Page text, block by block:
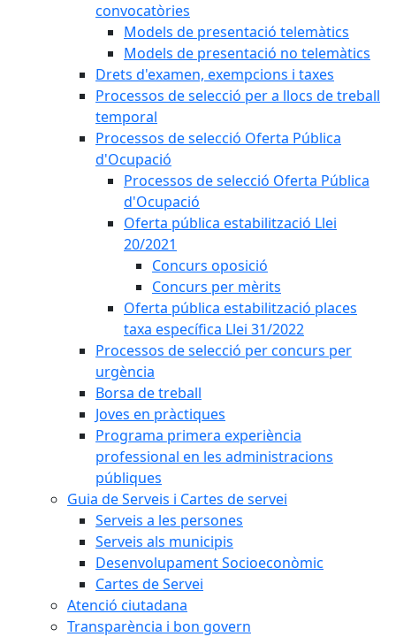
convocatòries
Models de presentació telemàtics
Models de presentació no telemàtics
Drets d'examen, exempcions i taxes
Processos de selecció per a llocs de treball
temporal
Processos de selecció Oferta Pública
d'Ocupació
Processos de selecció Oferta Pública
d'Ocupació
Oferta pública estabilització Llei
20/2021
Concurs oposició
Concurs per mèrits
Oferta pública estabilització places
taxa específica Llei 31/2022
Processos de selecció per concurs per
urgència
Borsa de treball
Joves en pràctiques
Programa primera experiència
professional en les administracions
públiques
Guia de Serveis i Cartes de servei
Serveis a les persones
Serveis als municipis
Desenvolupament Socioeconòmic
Cartes de Servei
Atenció ciutadana
Transparència i bon govern